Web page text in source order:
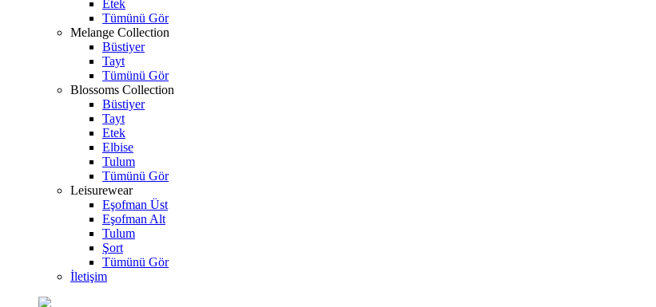
Etek
Tümünü Gör
Melange Collection
Büstiyer
Tayt
Tümünü Gör
Blossoms Collection
Büstiyer
Tayt
Etek
Elbise
Tulum
Tümünü Gör
Leisurewear
Eşofman Üst
Eşofman Alt
Tulum
Şort
Tümünü Gör
İletişim